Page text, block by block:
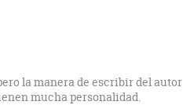
la manera de escribir del autor
mucha personalidad.